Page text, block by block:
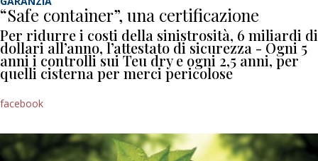
“Safe container”, una certificazione
Per ridurre i costi della sinistrosità, 6 miliardi di
dollari all’anno, l’attestato di sicurezza - Ogni 5
anni i controlli sui Teu dry e ogni 2,5 anni, per
quelli cisterna per merci pericolose
facebook